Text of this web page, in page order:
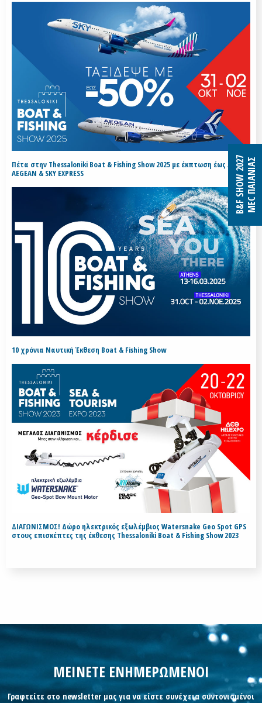
Πέτα στην Thessaloniki Boat & Fishing Show 2025 με έκπτωση έως 50% με
AEGEAN & SKY EXPRESS
10 χρόνια Ναυτική Έκθεση Boat & Fishing Show
ΔΙΑΓΩΝΙΣΜΟΣ! Δώρο ηλεκτρικός εξωλέμβιος Watersnake Geo Spot GPS
στους επισκέπτες της έκθεσης Thessaloniki Boat & Fishing Show 2023
B&F SHOW 2027MEC ΠΑΙΑΝΙΑΣ
ΜΕΙΝΕΤΕ ΕΝΗΜΕΡΩΜΕΝΟΙ
Γραφτείτε στο newsletter μας για να είστε συνέχεια συντονισμένοι